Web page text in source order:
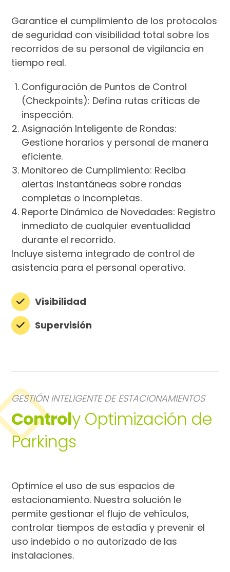
Garantice el cumplimiento de los protocolos
de seguridad con visibilidad total sobre los
recorridos de su personal de vigilancia en
tiempo real.
Configuración de Puntos de Control
(Checkpoints): Defina rutas críticas de
inspección.
Asignación Inteligente de Rondas:
Gestione horarios y personal de manera
eficiente.
Monitoreo de Cumplimiento: Reciba
alertas instantáneas sobre rondas
completas o incompletas.
Reporte Dinámico de Novedades: Registro
inmediato de cualquier eventualidad
durante el recorrido.
Incluye sistema integrado de control de
asistencia para el personal operativo.
Visibilidad
Supervisión
GESTIÓN INTELIGENTE DE ESTACIONAMIENTOS
Controly Optimización de
Parkings
Optimice el uso de sus espacios de
estacionamiento. Nuestra solución le
permite gestionar el flujo de vehículos,
controlar tiempos de estadía y prevenir el
uso indebido o no autorizado de las
instalaciones.